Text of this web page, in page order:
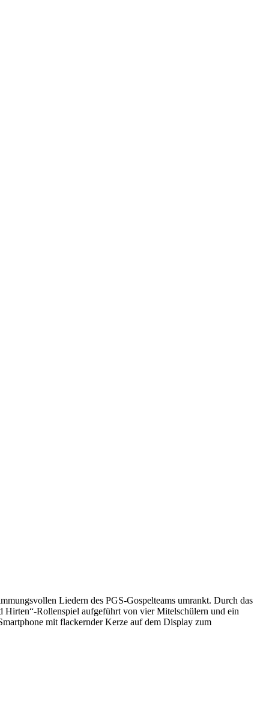
Liedern des PGS-Gospelteams umrankt. Durch das
Hirten“-Rollenspiel aufgeführt von vier Mitelschülern und ein
mit flackernder Kerze auf dem Display zum